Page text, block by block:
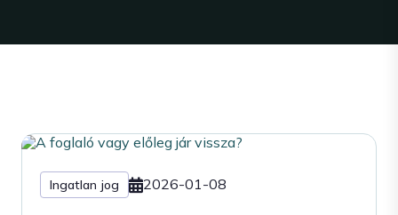
Ingatlan jog 2026-01-08